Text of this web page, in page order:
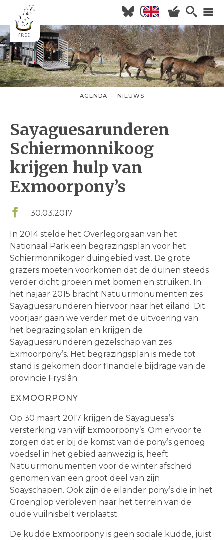
Overslaan
naar
de
inhoud
gaan
Hoofdnavigatie
HOME
NIEUWS
KOM KIJKEN
WILDERNISVLEES
nieuwsmenuAGENDA NIEUWS
Sayaguesarunderen
Schiermonnikoog
krijgen hulp van
Exmoorpony’s
30.03.2017
In 2014 stelde het Overlegorgaan van het
Nationaal Park een begrazingsplan voor het
Schiermonnikoger duingebied vast. De grote
grazers moeten voorkomen dat de duinen steeds
verder dicht groeien met bomen en struiken. In
het najaar 2015 bracht Natuurmonumenten zes
Sayaguesarunderen hiervoor naar het eiland. Dit
voorjaar gaan we verder met de uitvoering van
het begrazingsplan en krijgen de
Sayaguesarunderen gezelschap van zes
Exmoorpony’s. Het begrazingsplan is mede tot
stand is gekomen door financiële bijdrage van de
provincie Fryslân.
EXMOORPONY
Op 30 maart 2017 krijgen de Sayaguesa’s
versterking van vijf Exmoorpony’s. Om ervoor te
zorgen dat er bij de komst van de pony’s genoeg
voedsel in het gebied aanwezig is, heeft
Natuurmonumenten voor de winter afscheid
genomen van een groot deel van zijn
Soayschapen. Ook zijn de eilander pony’s die in het
Groenglop verbleven naar het terrein van de
oude vuilnisbelt verplaatst.
De kudde Exmoorpony is geen sociale kudde, juist